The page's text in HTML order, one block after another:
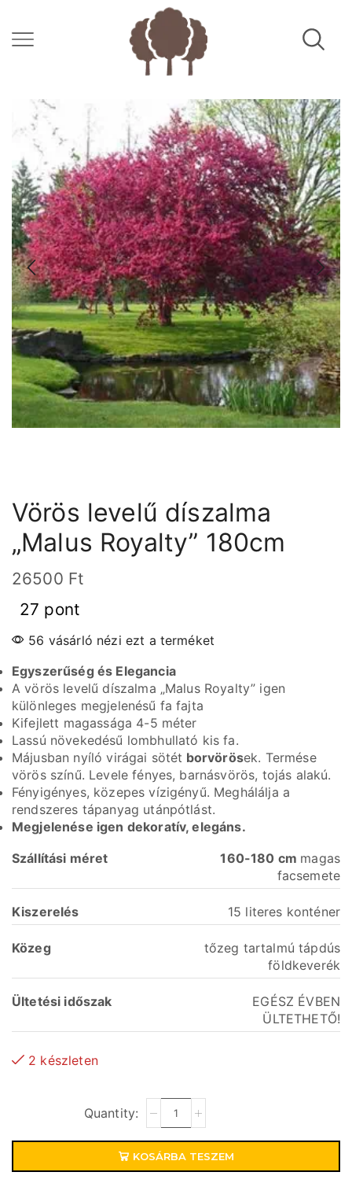
Vörös levelű díszalma
„Malus Royalty” 180cm
26500 Ft
27 pont
56 vásárló nézi ezt a terméket
Egyszerűség és Elegancia
A vörös levelű díszalma „Malus Royalty” igen
különleges megjelenésű fa fajta
Kifejlett magassága 4-5 méter
Lassú növekedésű lombhullató kis fa.
Májusban nyíló virágai sötét borvörösek. Termése
vörös színű. Levele fényes, barnásvörös, tojás alakú.
Fényigényes, közepes vízigényű. Meghálálja a
rendszeres tápanyag utánpótlást.
Megjelenése igen dekoratív, elegáns.
Szállítási méret 160-180 cm magas
facsemete
Kiszerelés 15 literes konténer
Közeg
tőzeg tartalmú tápdús
földkeverék
Ültetési időszak
EGÉSZ ÉVBEN
ÜLTETHETŐ!
2 készleten
KOSÁRBA TESZEM